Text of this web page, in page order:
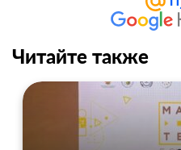
Читайте также